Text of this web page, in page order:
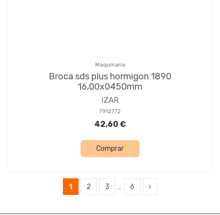
Maquinaria
Broca sds plus hormigon 1890
16,00x0450mm
IZAR
7912772
42,60 €
Comprar
1 2 3 … 6